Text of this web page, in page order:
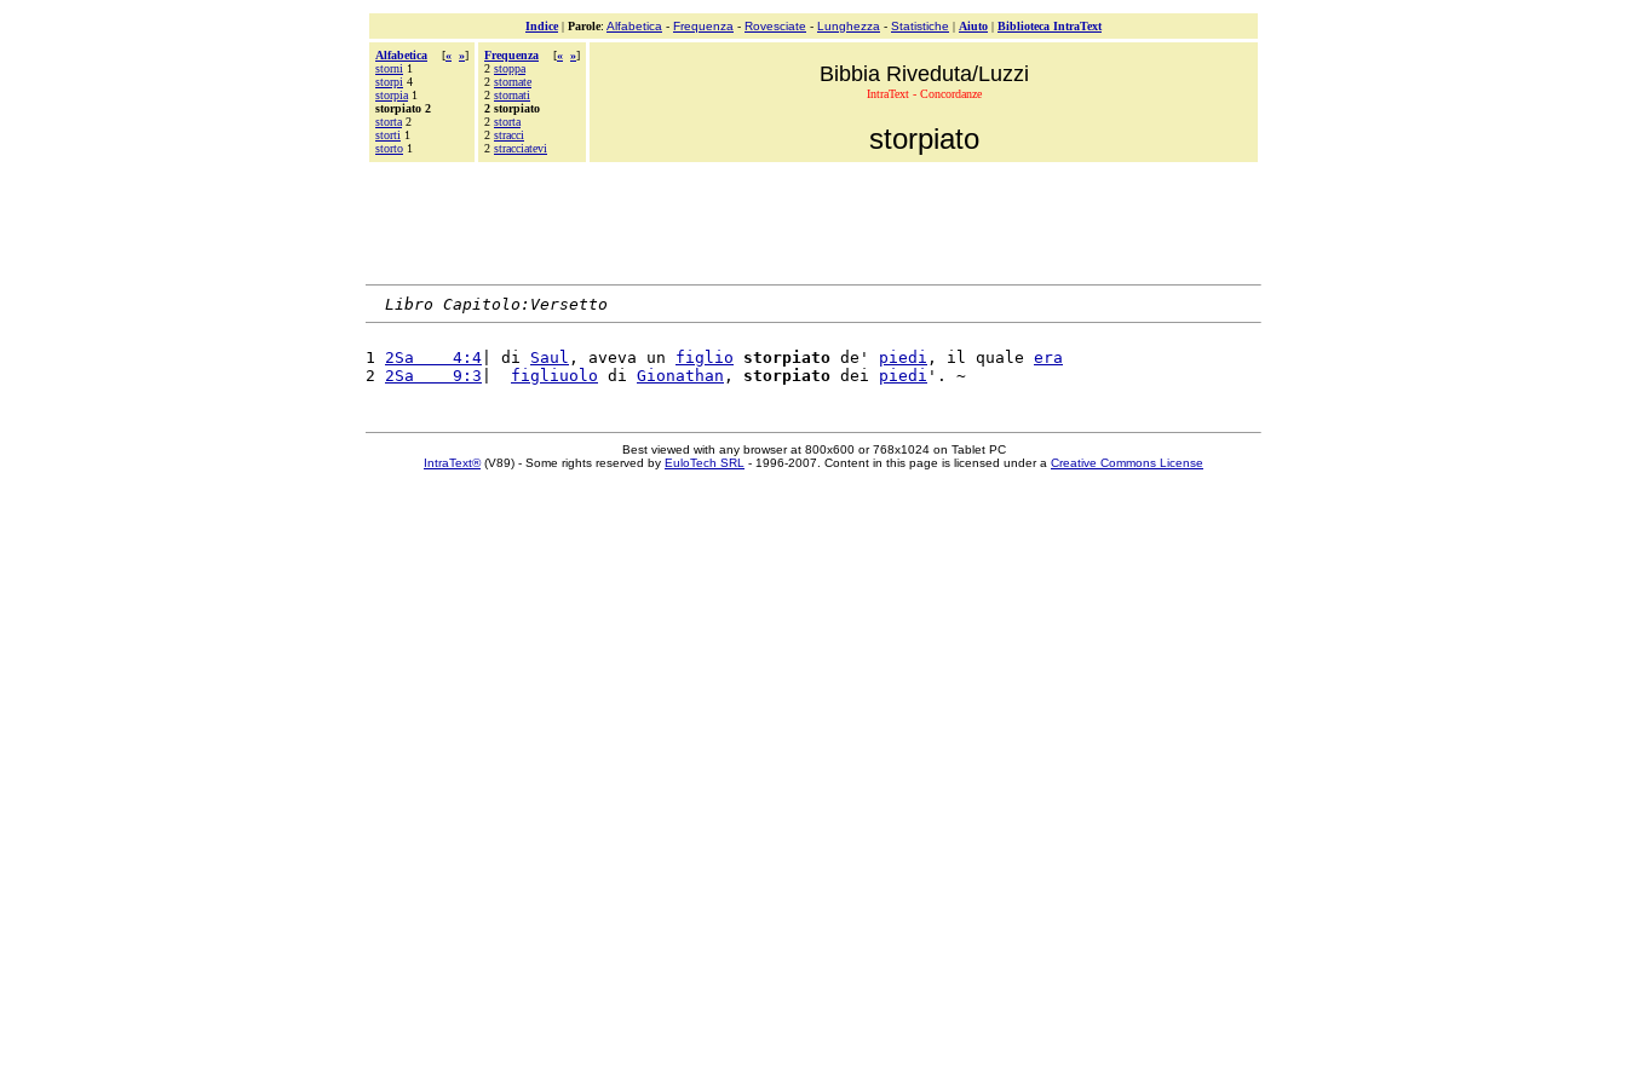
Indice| Parole: Alfabetica - Frequenza - Rovesciate - Lunghezza - Statistiche | Aiuto | Biblioteca IntraText
Alfabetica [« »]
storni 1
storpi 4
storpia 1
storpiato 2
storta 2
storti 1
storto 1
Frequenza [« »]
2 stoppa
2 stornate
2 stornati
2 storpiato
2 storta
2 stracci
2 stracciatevi
Bibbia Riveduta/Luzzi
IntraText - Concordanze
storpiato
Libro Capitolo:Versetto
1 2Sa    4:4 | di Saul , aveva un figlio storpiato de' piedi , il quale era
2 2Sa    9:3 figliuolo di Gionathan , storpiato dei piedi
Best viewed with any browser at 800x600 or 768x1024 on Tablet PC
IntraText®(V89) - Some rights reserved by EuloTech SRL - 1996-2007. Content in this page is licensed under a Creative Commons License